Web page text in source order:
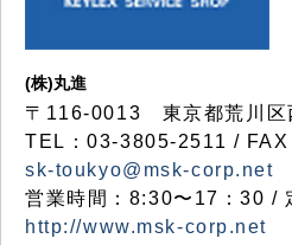
(株)丸進
〒116-0013 東京都荒川区
TEL：03-3805-2511 /
sk-toukyo@msk-corp.net
営業時間：8:30〜17：30 /
http://www.msk-corp.net